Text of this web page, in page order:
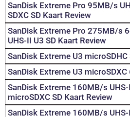
SanDisk Extreme Pro 95MB/s
SDXC SD Kaart Review
SanDisk Extreme Pro 275MB/s
UHS-II U3 SD Kaart Review
SanDisk Extreme U3 microSDHC
SanDisk Extreme U3 microSDXC
SanDisk Extreme 160MB/s
microSDXC SD Kaart Review
SanDisk Extreme 160MB/s